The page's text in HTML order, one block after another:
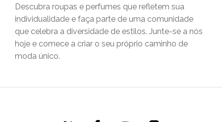
Descubra roupas e perfumes que refletem sua
individualidade e faça parte de uma comunidade
que celebra a diversidade de estilos. Junte-se a nós
hoje e comece a criar o seu próprio caminho de
moda único.